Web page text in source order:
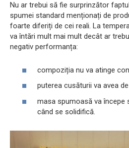
Nu ar trebui să fie surprinzător
spumei standard menționați de
foarte diferiți de cei reali. La
va întări mult mai mult decât ar
negativ performanța:
compoziția nu va atinge
puterea cusăturii va avea
masa spumoasă va începe
când se solidifică.